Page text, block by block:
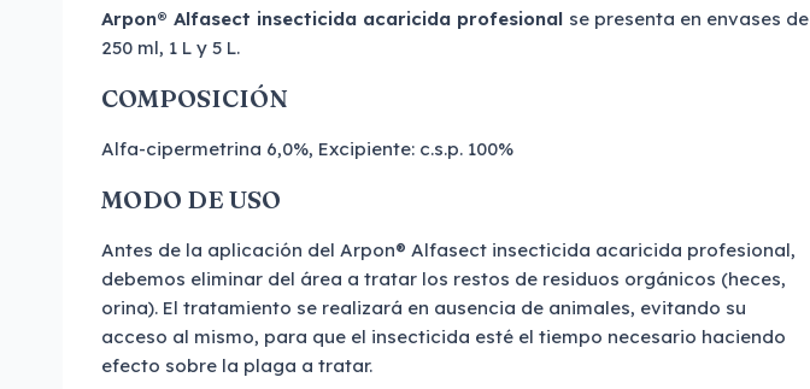
Arpon® Alfasect insecticida acaricida profesional se presenta en envases de
250 ml, 1 L y 5 L.
COMPOSICIÓN
Alfa-cipermetrina 6,0%, Excipiente: c.s.p. 100%
MODO DE USO
Antes de la aplicación del Arpon® Alfasect insecticida acaricida profesional,
debemos eliminar del área a tratar los restos de residuos orgánicos (heces,
orina). El tratamiento se realizará en ausencia de animales, evitando su
acceso al mismo, para que el insecticida esté el tiempo necesario haciendo
efecto sobre la plaga a tratar.